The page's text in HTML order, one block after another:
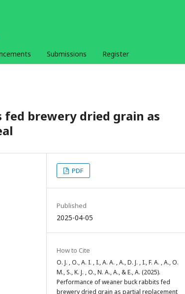
Submissions Register
brewery dried grain as
PDF
Published
2025-04-05
How to Cite
O. J. , O., A. I. , I., A. A. , A., D. J. , I., F. A. , A., O.
M., S., K. J. , O., N. A., A., & E., A. (2025).
Performance of weaner buck rabbits fed
brewery dried grain as partial replacement